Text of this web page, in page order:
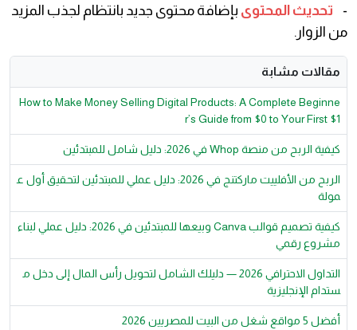
- تحديث المحتوى بإضافة محتوى جديد بانتظام لجذب المزيد
من الزوار.
مقالات مشابة
How to Make Money Selling Digital Products: A Complete Beginne
r’s Guide from $0 to Your First $1
كيفية الربح من منصة Whop في 2026: دليل شامل للمبتدئين
الربح من الأفلييت ماركتنج في 2026: دليل عملي للمبتدئين لتحقيق أول ع
مولة
كيفية تصميم قوالب Canva وبيعها للمبتدئين في 2026: دليل عملي لبناء
مشروع رقمي
التداول الاحترافي 2026 — دليلك الشامل لتحويل رأس المال إلى دخل م
ستدام الإنجليزية
أفضل 5 مواقع شغل من البيت للمصريين 2026